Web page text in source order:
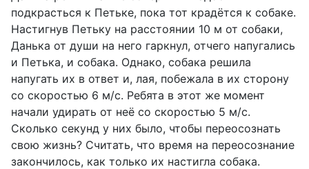
подкрасться к Петьке, пока тот крадётся к собаке.
Настигнув Петьку на расстоянии 10 м от собаки,
Данька от души на него гаркнул, отчего напугались
и Петька, и собака. Однако, собака решила
напугать их в ответ и, лая, побежала в их сторону
со скоростью 6 м/с. Ребята в этот же момент
начали удирать от неё со скоростью 5 м/с.
Сколько секунд у них было, чтобы переосознать
свою жизнь? Считать, что время на переосознание
закончилось, как только их настигла собака.